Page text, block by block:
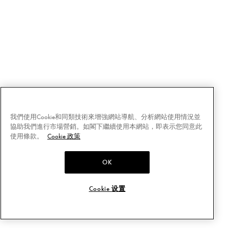
我們使用Cookie和同類技術來增強網站導航、分析網站使用情況並
協助我們進行市場營銷。如閣下繼續使用本網站，即表示您同意此
使用條款。
Cookie 政策
OK
Cookie 设置